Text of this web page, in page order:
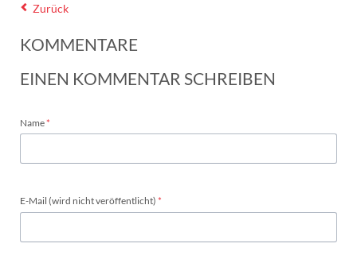
Zurück
KOMMENTARE
EINEN KOMMENTAR SCHREIBEN
Pflichtfeld
Name*
Pflichtfeld
E-Mail (wird nicht veröffentlicht) *